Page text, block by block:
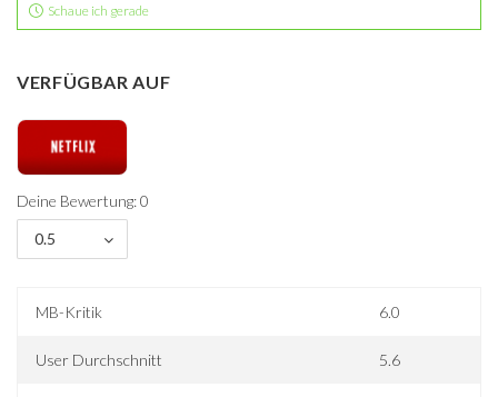
Schaue ich gerade
VERFÜGBAR AUF
Deine Bewertung: 0
0.5
MB-Kritik 6.0
User Durchschnitt 5.6